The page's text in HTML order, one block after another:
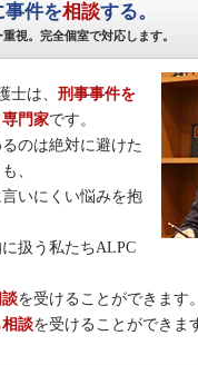
事件を相談する。
視。完全個室で対応します。
士は、刑事事件を
門家です。
のは絶対に避けた
、
いにくい悩みを抱
扱う私たちALPC
を受けることができます。
談を受けることができま